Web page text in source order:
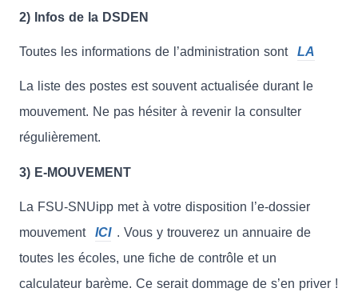
2) Infos de la DSDEN
Toutes les informations de l’administration sont LA
La liste des postes est souvent actualisée durant le
mouvement. Ne pas hésiter à revenir la consulter
régulièrement.
3) E-MOUVEMENT
La FSU-SNUipp met à votre disposition l’e-dossier
mouvement
ICI . Vous y trouverez un annuaire de
toutes les écoles, une fiche de contrôle et un
calculateur barème. Ce serait dommage de s’en priver !